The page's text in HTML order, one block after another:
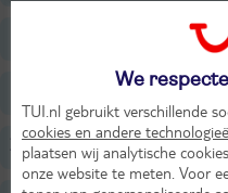
Restaurants/Bars
Zwembaden
We
TUI.nl gebruikt verschillende
cookies en andere
plaatsen wij analytische
onze website te meten. Voor